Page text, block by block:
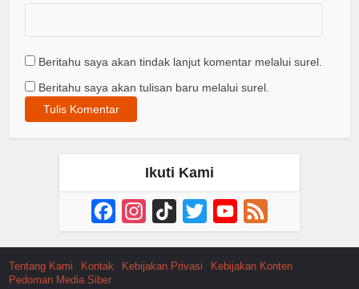
Beritahu saya akan tindak lanjut komentar melalui surel.
Beritahu saya akan tulisan baru melalui surel.
Ikuti Kami
FacebookInstagram
TikTok Twitter YouTube
Channel
Tentang Kami Kontak Kebijakan Privasi
Kebijakan Konten
Pedoman Media Siber